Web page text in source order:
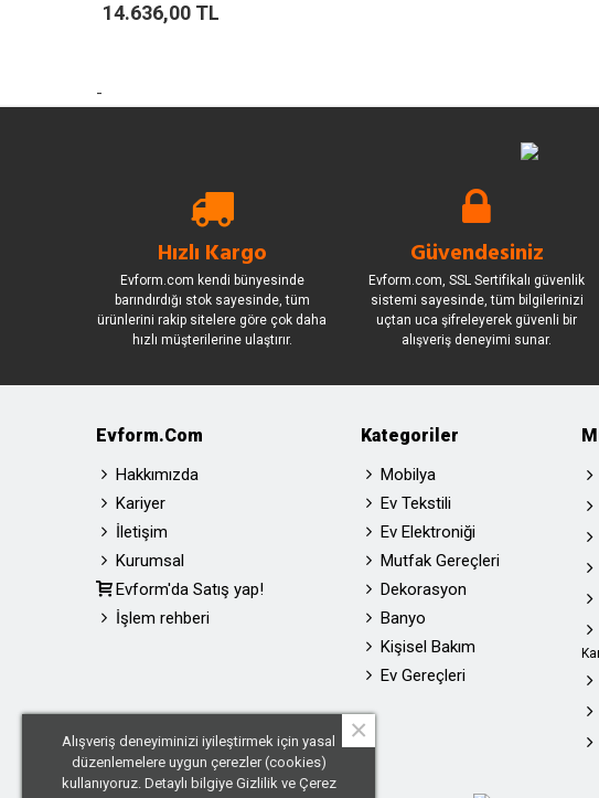
14.636,00 TL
-
Hızlı Kargo
Evform.com kendi bünyesinde
barındırdığı stok sayesinde, tüm
ürünlerini rakip sitelere göre çok daha
hızlı müşterilerine ulaştırır.
Güvendesiniz
Evform.com, SSL Sertifikalı güvenlik
sistemi sayesinde, tüm bilgilerinizi
uçtan uca şifreleyerek güvenli bir
alışveriş deneyimi sunar.
Evform.com
Hakkımızda
Kariyer
İletişim
Kurumsal
Evform'da Satış yap!
İşlem rehberi
Kategoriler
Mobilya
Ev Tekstili
Ev Elektroniği
Mutfak Gereçleri
Dekorasyon
Banyo
Kişisel Bakım
Ev Gereçleri
Alışveriş deneyiminizi iyileştirmek için yasal
düzenlemelere uygun çerezler (cookies)
kullanıyoruz. Detaylı bilgiye Gizlilik ve Çerez
×